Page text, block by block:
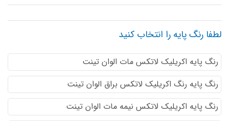
لطفا رنگ پایه را انتخاب کنید
رنگ پایه اكريليك لاتكس مات الوان تینت
رنگ پایه رنگ اكريليك لاتكس براق الوان تینت
رنگ پایه اكريليك لاتكس نيمه مات الوان تینت